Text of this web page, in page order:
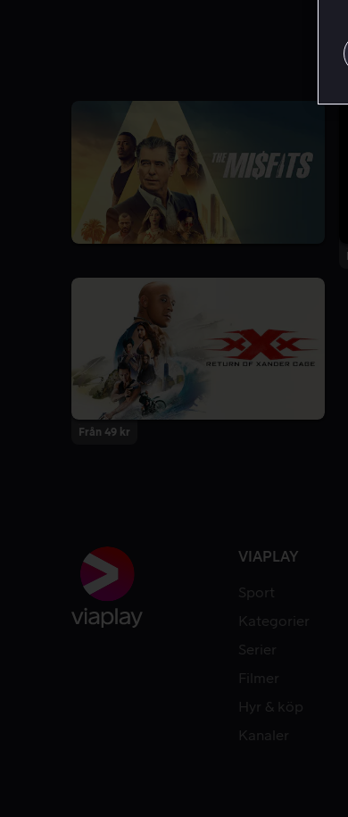
Från 49 kr
VIAPLAY
Sport
Kategorier
Serier
Filmer
Hyr & köp
Kanaler